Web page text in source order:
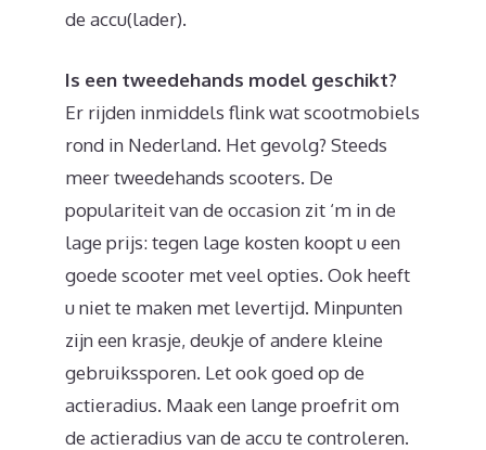
de accu(lader).
Is een tweedehands model geschikt?
Er rijden inmiddels flink wat scootmobiels
rond in Nederland. Het gevolg? Steeds
meer tweedehands scooters. De
populariteit van de occasion zit ‘m in de
lage prijs: tegen lage kosten koopt u een
goede scooter met veel opties. Ook heeft
u niet te maken met levertijd. Minpunten
zijn een krasje, deukje of andere kleine
gebruikssporen. Let ook goed op de
actieradius. Maak een lange proefrit om
de actieradius van de accu te controleren.